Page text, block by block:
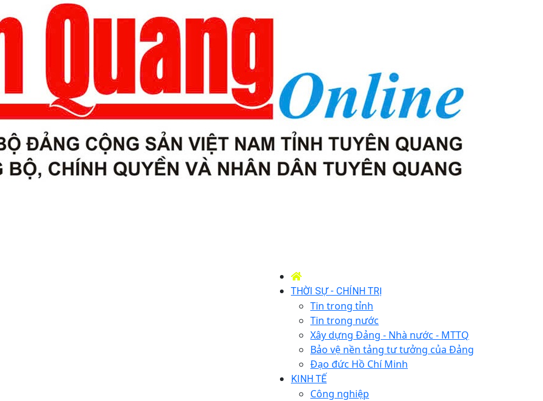
THỜI SỰ - CHÍNH TRỊ
Tin trong tỉnh
Tin trong nước
Xây dựng Đảng - Nhà nước - MTTQ
Bảo vệ nền tảng tư tưởng của Đảng
Đạo đức Hồ Chí Minh
KINH TẾ
Công nghiệp